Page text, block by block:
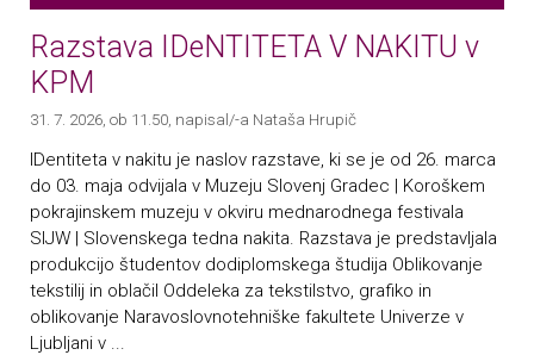
Razstava IDeNTITETA V NAKITU v
KPM
31. 7. 2026, ob 11.50 , napisal/-a Nataša Hrupič
IDentiteta v nakitu je naslov razstave, ki se je od 26. marca
do 03. maja odvijala v Muzeju Slovenj Gradec | Koroškem
pokrajinskem muzeju v okviru mednarodnega festivala
SIJW | Slovenskega tedna nakita. Razstava je predstavljala
produkcijo študentov dodiplomskega študija Oblikovanje
tekstilij in oblačil Oddeleka za tekstilstvo, grafiko in
oblikovanje Naravoslovnotehniške fakultete Univerze v
Ljubljani v ...